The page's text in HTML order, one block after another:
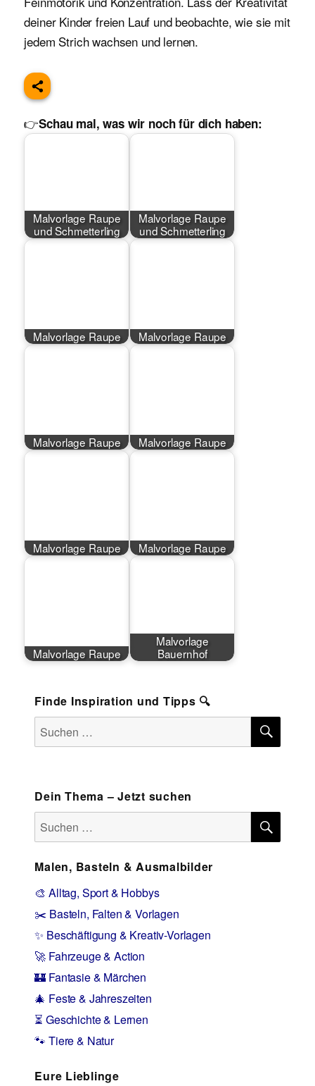
deiner Kinder freien Lauf und beobachte, wie sie mit
jedem Strich wachsen und lernen.
👉Schau mal, was wir noch für dich haben:
Malvorlage Raupe
und Schmetterling
Malvorlage Raupe
und Schmetterling
Malvorlage Raupe Malvorlage Raupe
Malvorlage Raupe Malvorlage Raupe
Malvorlage Raupe Malvorlage Raupe
Malvorlage Raupe
Malvorlage
Bauernhof
Finde Inspiration und Tipps 🔍
Suchen
nach:
Dein Thema – Jetzt suchen
Suchen
nach:
Malen, Basteln & Ausmalbilder
🎨 Alltag, Sport & Hobbys
✂️ Basteln, Falten & Vorlagen
✨ Beschäftigung & Kreativ-Vorlagen
🚀 Fahrzeuge & Action
🏰 Fantasie & Märchen
🎄 Feste & Jahreszeiten
⏳ Geschichte & Lernen
🐾 Tiere & Natur
Eure Lieblinge